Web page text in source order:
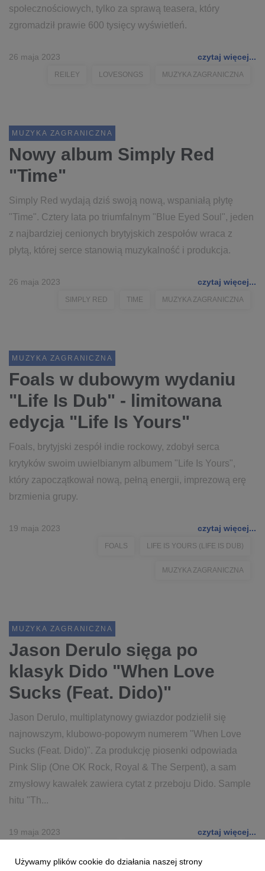
społecznościowych, tylko za sprawą teasera, który
zgromadził prawie 600 tysięcy wyświetleń.
26 maja 2023 czytaj więcej...
REILEY LOVESONGS MUZYKA ZAGRANICZNA
MUZYKA ZAGRANICZNA
Nowy album Simply Red
"Time"
Simply Red wydają dziś swoją nową, wspaniałą płytę
"Time". Cztery lata po triumfalnym "Blue Eyed Soul", jeden
z najbardziej cenionych brytyjskich zespołów wraca z
płytą, której serce stanowią muzykalność i produkcja.
26 maja 2023 czytaj więcej...
SIMPLY RED TIME MUZYKA ZAGRANICZNA
MUZYKA ZAGRANICZNA
Foals w dubowym wydaniu
"Life Is Dub" - limitowana
edycja "Life Is Yours"
Foals, brytyjski zespół indie rockowy, zdobył serca
krytyków swoim uwielbianym albumem "Life Is Yours",
który zapoczątkował nową, pełną energii, imprezową erę
brzmienia grupy.
19 maja 2023 czytaj więcej...
FOALS LIFE IS YOURS (LIFE IS DUB)
MUZYKA ZAGRANICZNA
MUZYKA ZAGRANICZNA
Jason Derulo sięga po
klasyk Dido "When Love
Sucks (Feat. Dido)"
Jason Derulo, multiplatynowy gwiazdor podzielił się
najnowszym, klubowo-popowym numerem "When Love
Sucks (Feat. Dido)". Za produkcję piosenki odpowiada
Pink Slip (One OK Rock, Royal & The Serpent), a sam
zmysłowy kawałek zawiera cytat z przeboju Dido. Sample
hitu "Th...
19 maja 2023 czytaj więcej...
Używamy plików cookie do działania naszej strony